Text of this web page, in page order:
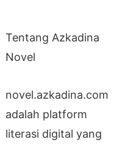
Tentang Azkadina
Novel
novel.azkadina.com
adalah platform
literasi digital yang